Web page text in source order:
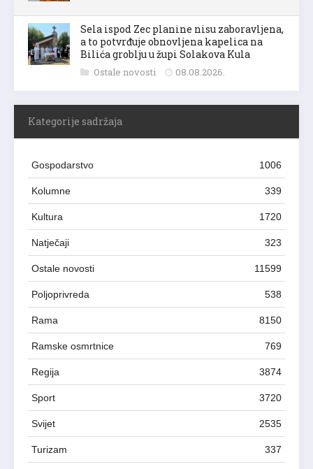
Sela ispod Zec planine nisu zaboravljena,
a to potvrđuje obnovljena kapelica na
Bilića groblju u župi Solakova Kula
Ostale novosti 08.08.2026.
Kategorije sadržaja
Gospodarstvo 1006
Kolumne 339
Kultura 1720
Natječaji 323
Ostale novosti 11599
Poljoprivreda 538
Rama 8150
Ramske osmrtnice 769
Regija 3874
Sport 3720
Svijet 2535
Turizam 337